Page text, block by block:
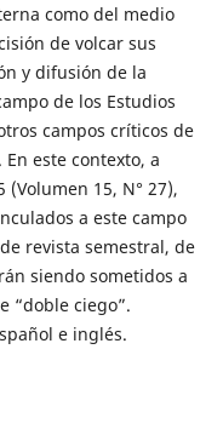
como del medio
de volcar sus
y difusión de la
de los Estudios
campos críticos de
este contexto, a
15, N° 27),
a este campo
revista semestral, de
siendo sometidos a
“doble ciego”.
e inglés.